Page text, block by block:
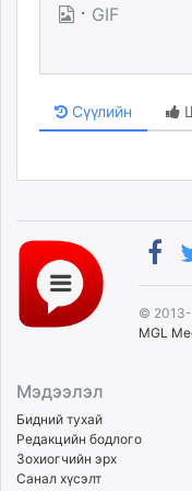
unuudur.mn
mglradio.com
fact.mn
itoim.mn
shuum.mn
tvmongolia.mn
mass.mn
unegui.mn
assa.mn
paparazzi.mn
unread.today
· GIF
Сүүлийн
© 2013-
MGL
Мэдээлэл
Бидний тухай
Редакцийн бодлого
Зохиогчийн эрх
Санал хүсэлт